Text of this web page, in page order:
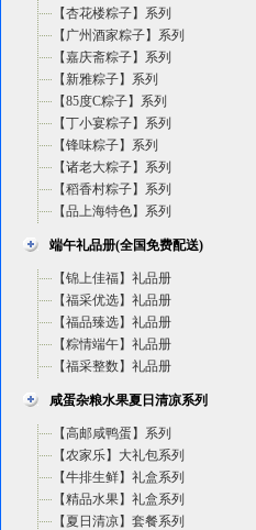
【杏花楼粽子】系列
【广州酒家粽子】系列
【嘉庆斋粽子】系列
【新雅粽子】系列
【85度C粽子】系列
【丁小宴粽子】系列
【锋味粽子】系列
【诸老大粽子】系列
【稻香村粽子】系列
【品上海特色】系列
端午礼品册(全国免费配送)
【锦上佳福】礼品册
【福采优选】礼品册
【福品臻选】礼品册
【粽情端午】礼品册
【福采整数】礼品册
咸蛋杂粮水果夏日清凉系列
【高邮咸鸭蛋】系列
【农家乐】大礼包系列
【牛排生鲜】礼盒系列
【精品水果】礼盒系列
【夏日清凉】套餐系列